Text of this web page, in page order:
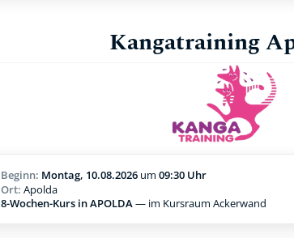
Kangatraining
Beginn: Montag, 10.08.2026 um 09:30 Uhr
Ort: Apolda
8-Wochen-Kurs in APOLDA — im Kursraum Ackerwand